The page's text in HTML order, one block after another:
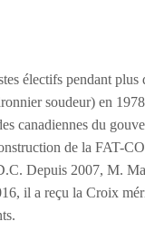
électifs pendant plus
soudeur) en
canadiennes du
de la FAT-
Depuis 2007, M.
il a reçu la Croix